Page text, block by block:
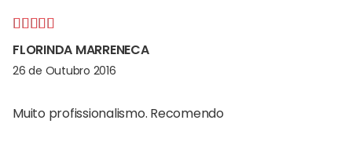
Avaliação 5
de 5
FLORINDA MARRENECA
26 de Outubro 2016
Muito profissionalismo. Recomendo